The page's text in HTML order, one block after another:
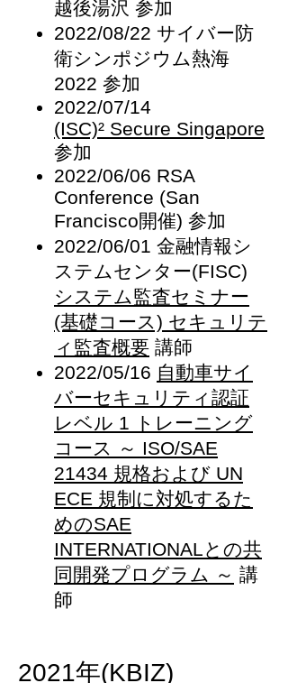
越後湯沢 参加
2022/08/22 サイバー防
衛シンポジウム熱海
2022 参加
2022/07/14
(ISC)² Secure Singapore
参加
2022/06/06 RSA
Conference (San
Francisco開催) 参加
2022/06/01 金融情報シ
ステムセンター(FISC)
システム監査セミナー
(基礎コース) セキュリテ
ィ監査概要 講師
2022/05/16 自動車サイ
バーセキュリティ認証
レベル 1 トレーニング
コース ～ ISO/SAE
21434 規格および UN
ECE 規制に対処するた
めのSAE
INTERNATIONALとの共
同開発プログラム ～ 講
師
2021年(KBIZ)